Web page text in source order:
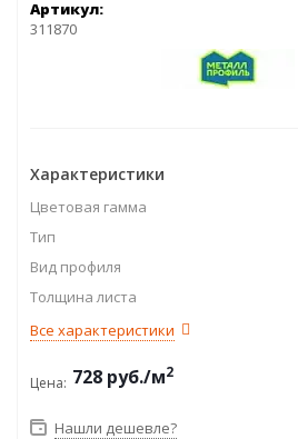
Артикул:
311870
Характеристики
Цветовая гамма
Тип
Вид профиля
Толщина листа
Все характеристики
Цена: 728 руб./м2
Нашли дешевле?